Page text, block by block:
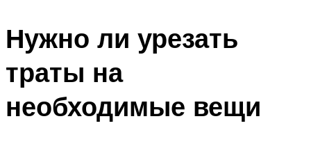
Нужно ли урезать
траты на
необходимые вещи